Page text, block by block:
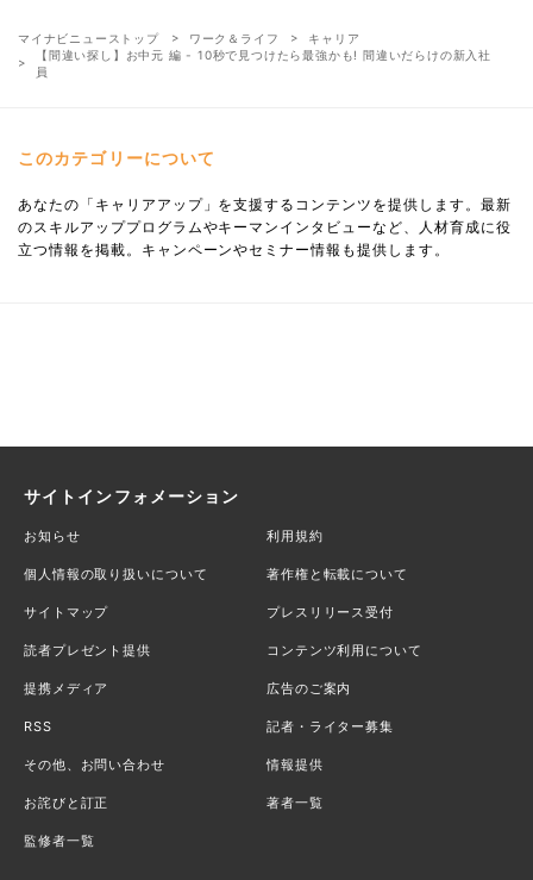
マイナビニューストップ ワーク＆ライフ
キャリア
【間違い探し】お中元 編 - 10秒で見つけたら最強かも! 間違いだらけの新入社
員
このカテゴリーについて
あなたの「キャリアアップ」を支援するコンテンツを提供します。最新
のスキルアッププログラムやキーマンインタビューなど、人材育成に役
立つ情報を掲載。キャンペーンやセミナー情報も提供します。
サイトインフォメーション
お知らせ 利用規約
個人情報の取り扱いについて 著作権と転載について
サイトマップ プレスリリース受付
読者プレゼント提供 コンテンツ利用について
提携メディア 広告のご案内
RSS 記者・ライター募集
その他、お問い合わせ 情報提供
お詫びと訂正 著者一覧
監修者一覧